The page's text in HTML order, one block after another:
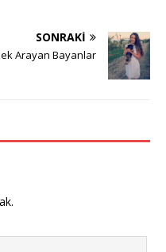
SONRAKI
Arayan Bayanlar